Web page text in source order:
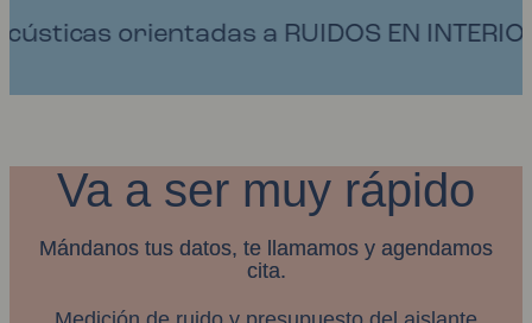
a RUIDOS EN INTERIORES Y ECO.
Va a ser muy rápido
Mándanos tus datos, te llamamos y agendamos
cita.